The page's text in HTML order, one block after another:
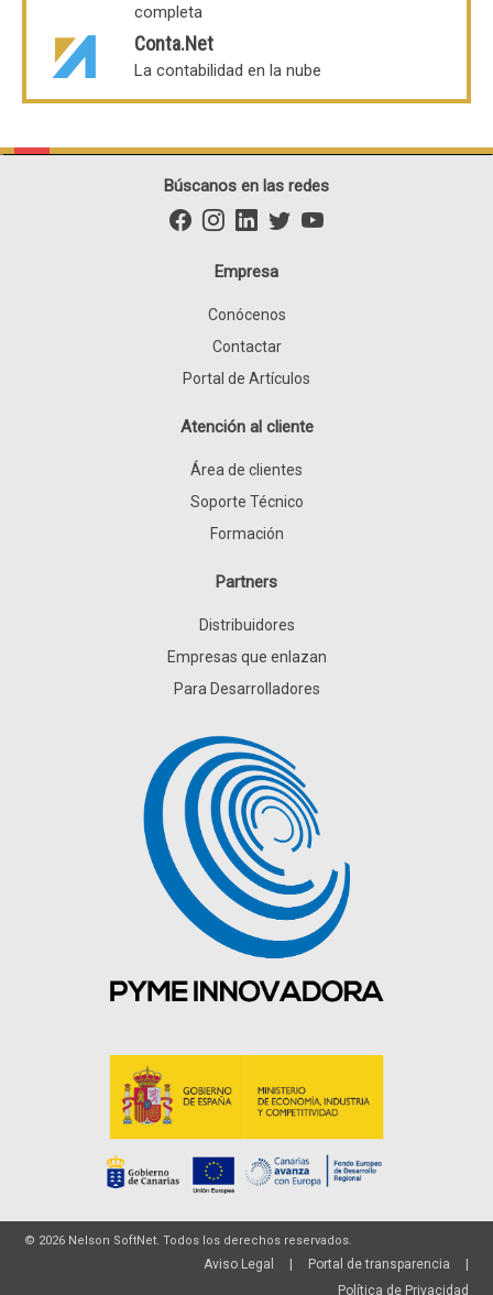
completa
Conta.Net
La contabilidad en la nube
los modelos
Sociedades
Impuesto de Sociedades y Registro
completa
ContaNet CRM Web
Programa para una facturación en la
Búscanos en las redes
Empresa
Conócenos
Contactar
Portal de Artículos
Atención al cliente
Área de clientes
Soporte Técnico
Formación
Partners
Distribuidores
Empresas que enlazan
Para Desarrolladores
© 2026 Nelson SoftNet. Todos los derechos reservados.
Aviso Legal Portal de transparencia
Política de Privacidad